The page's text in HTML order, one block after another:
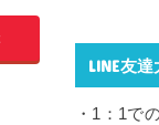
LINE友達
・1：1で